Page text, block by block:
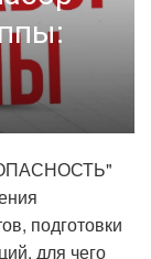
подготовки
для чего